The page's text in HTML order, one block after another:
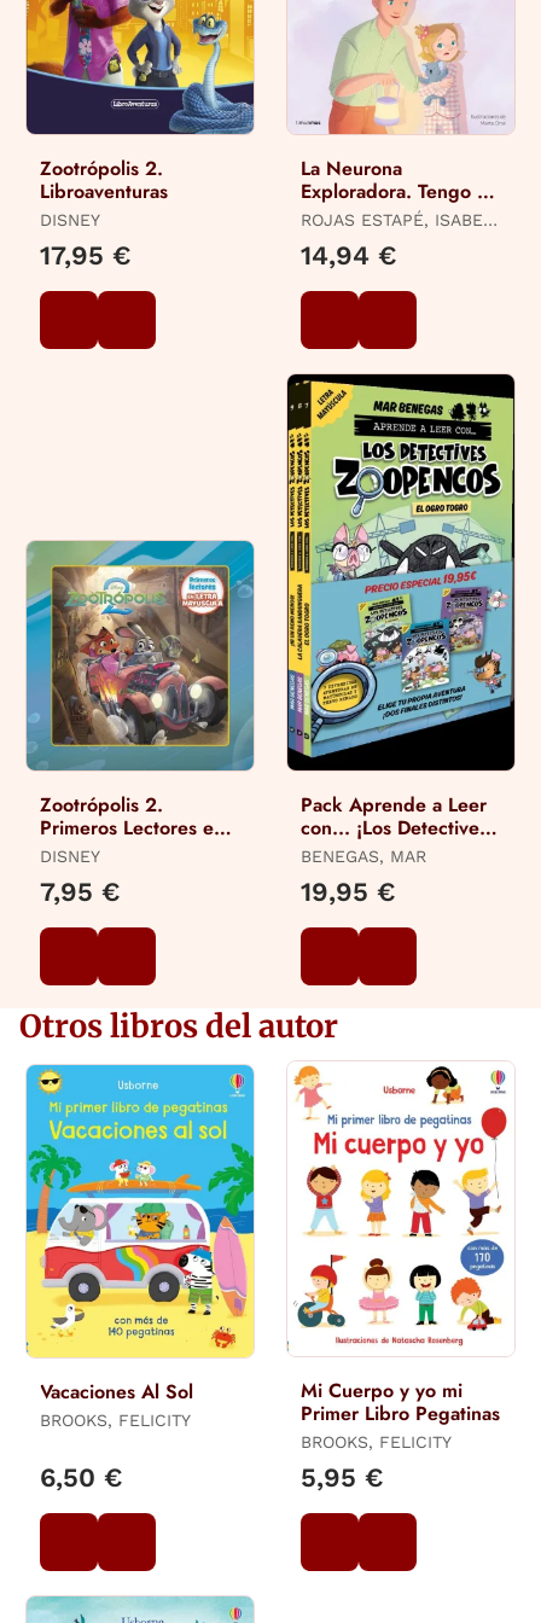
Zootrópolis 2.
Libroaventuras
DISNEY
17,95 €
La Neurona
Exploradora. Tengo un
Nudo en la Tripa
ROJAS ESTAPÉ, ISABEL
14,94 €
Zootrópolis 2.
Primeros Lectores en
Letra Mayúscula
DISNEY
7,95 €
Pack Aprende a Leer
con... ¡Los Detectives
Zoopencos! 7, 8 y 9:
en Letra Mayúscu
BENEGAS, MAR
19,95 €
Otros libros del autor
Vacaciones Al Sol
BROOKS, FELICITY
6,50 €
Mi Cuerpo y yo mi
Primer Libro Pegatinas
BROOKS, FELICITY
5,95 €